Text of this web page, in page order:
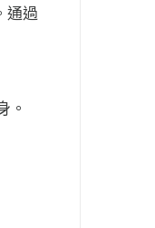
通過
。